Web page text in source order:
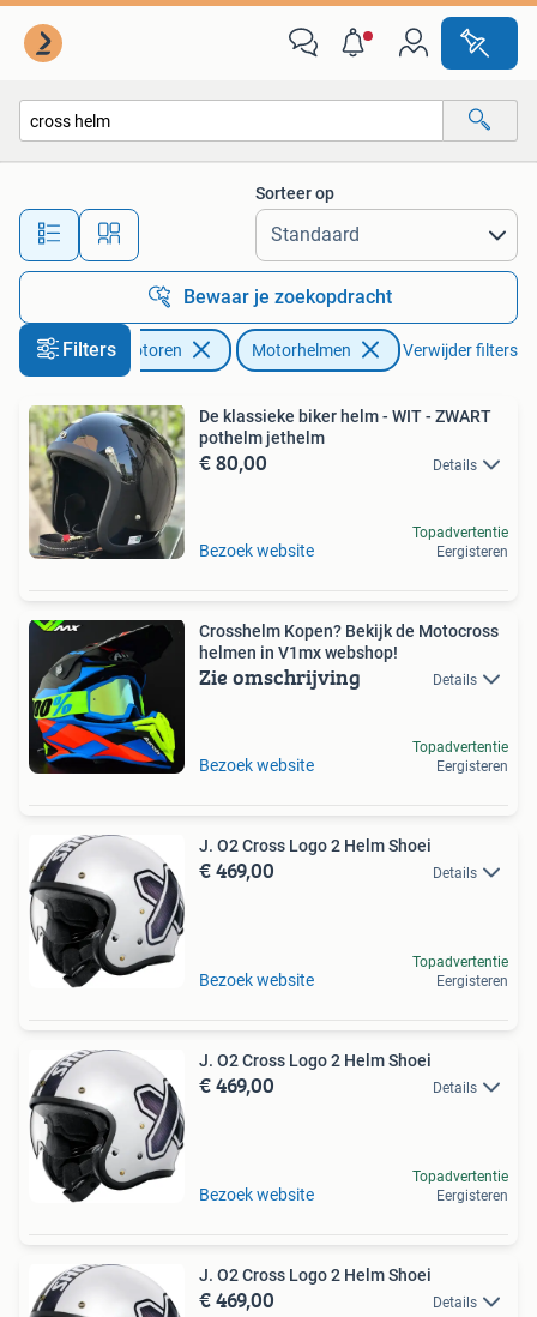
Alle afstanden…
Sorteer op
Bewaar je zoekopdracht
Filters Motoren Motorhelmen Verwijder filters
De klassieke biker helm - WIT - ZWART
pothelm jethelm
€ 80,00 Details
Bezoek website
Topadvertentie
Eergisteren
Crosshelm Kopen? Bekijk de Motocross
helmen in V1mx webshop!
Zie omschrijving Details
Bezoek website
Topadvertentie
Eergisteren
J. O2 Cross Logo 2 Helm Shoei
€ 469,00 Details
Bezoek website
Topadvertentie
Eergisteren
J. O2 Cross Logo 2 Helm Shoei
€ 469,00 Details
Bezoek website
Topadvertentie
Eergisteren
J. O2 Cross Logo 2 Helm Shoei
€ 469,00 Details